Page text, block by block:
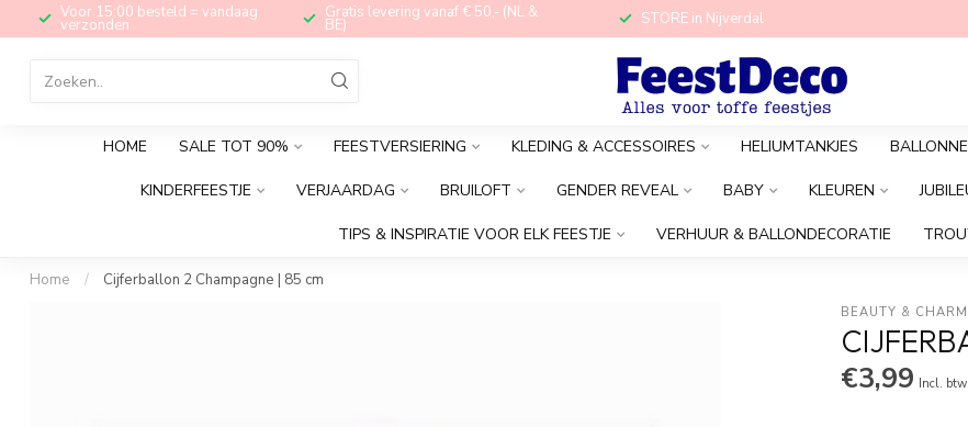
Voor 15:00 besteld = vandaag
verzonden
Gratis levering vanaf € 50,- (NL &
BE) STORE in Nijverdal
HOME SALE TOT 90% FEESTVERSIERING KLEDING & ACCESSOIRES HELIUMTANKJES
KINDERFEESTJE VERJAARDAG BRUILOFT GENDER REVEAL BABY KLEUREN
TIPS & INSPIRATIE VOOR ELK FEESTJE VERHUUR & BALLONDECORATIE
Home / Cijferballon 2 Champagne | 85 cm
BEAUTY & CHARM
€3,99 Incl. btw